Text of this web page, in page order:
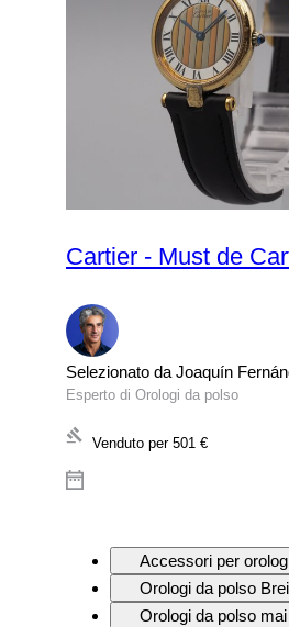
Cartier - Must de
Selezionato da Joaquín
Esperto di Orologi da polso
Venduto per 501 €
Accessori per
Orologi da polso
Orologi da polso